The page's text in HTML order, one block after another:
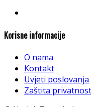
Korisne informacije
O nama
Kontakt
Uvjeti poslovanja
Zaštita